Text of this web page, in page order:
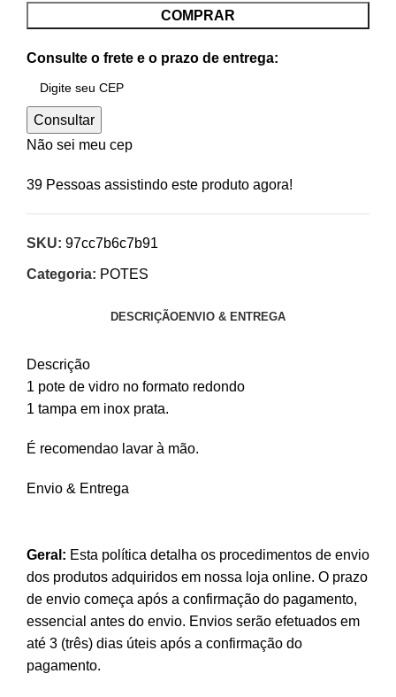
COMPRAR
Consulte o frete e o prazo de entrega:
Consultar
Não sei meu cep
39 Pessoas assistindo este produto agora!
SKU: 97cc7b6c7b91
Categoria: POTES
DESCRIÇÃOENVIO & ENTREGA
Descrição
1 pote de vidro no formato redondo
1 tampa em inox prata.
É recomendao lavar à mão.
Envio & Entrega
Geral: Esta política detalha os procedimentos de envio
dos produtos adquiridos em nossa loja online. O prazo
de envio começa após a confirmação do pagamento,
essencial antes do envio. Envios serão efetuados em
até 3 (três) dias úteis após a confirmação do
pagamento.